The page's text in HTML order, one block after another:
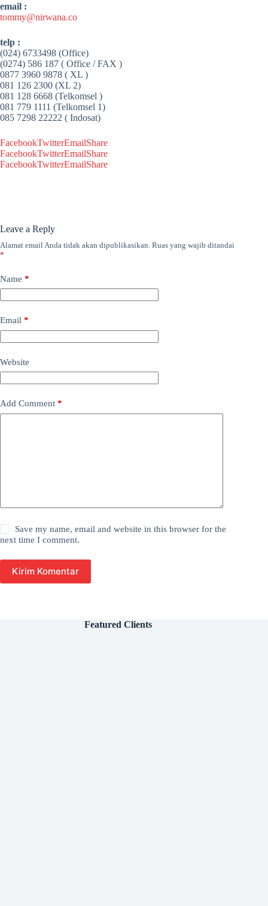
email :
tommy@nirwana.co
telp :
(024) 6733498 (Office)
(0274) 586 187 ( Office / FAX )
0877 3960 9878 ( XL )
081 126 2300 (XL 2)
081 128 6668 (Telkomsel )
081 779 1111 (Telkomsel 1)
085 7298 22222 ( Indosat)
FacebookTwitterEmailShare
FacebookTwitterEmailShare
FacebookTwitterEmailShare
Leave a Reply
Alamat email Anda tidak akan dipublikasikan. Ruas yang wajib ditandai
*
Name *
Email *
Website
Add Comment *
Save my name, email and website in this browser for the
next time I comment.
Kirim Komentar
Featured Clients